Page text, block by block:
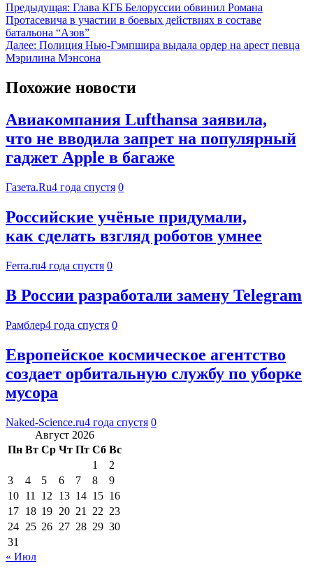
Предыдущая: Глава КГБ Белоруссии обвинил Романа
Протасевича в участии в боевых действиях в составе
батальона “Азов”
Далее: Полиция Нью-Гэмпшира выдала ордер на арест певца
Мэрилина Мэнсона
Похожие новости
Авиакомпания Lufthansa заявила,
что не вводила запрет на популярный
гаджет Apple в багаже
Газета.Ru4 года спустя 0
Российские учёные придумали,
как сделать взгляд роботов умнее
Ferra.ru4 года спустя 0
В России разработали замену Telegram
Рамблер4 года спустя 0
Европейское космическое агентство
создает орбитальную службу по уборке
мусора
Naked-Science.ru4 года спустя 0
Август 2026
Пн Вт Ср Чт Пт Сб Вс
1
2
3
4 5 6 7 8
9
10 11 12 13 14 15 16
17 18 19 20 21 22 23
24 25 26 27 28 29 30
31
« Июл